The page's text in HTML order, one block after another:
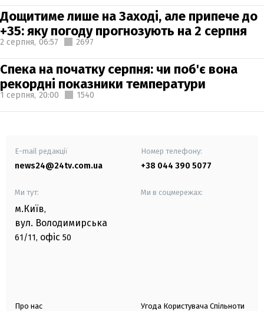
Дощитиме лише на Заході, але припече до
+35: яку погоду прогнозують на 2 серпня
2 серпня, 06:57 2697
Спека на початку серпня: чи поб'є вона
рекордні показники температури
1 серпня, 20:00 1540
E-mail редакції
news24@24tv.com.ua
Номер телефону:
+38 044 390 5077
Ми тут:
м.Київ,
вул. Володимирська
61/11, офіс 50
Ми в соцмережах:
Про нас Угода Користувача Спільноти